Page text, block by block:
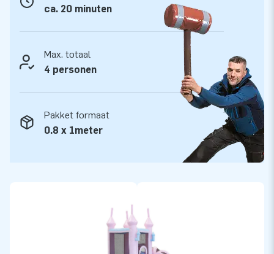
ca. 20 minuten
Max. totaal
4 personen
Pakket formaat
0.8 x 1meter